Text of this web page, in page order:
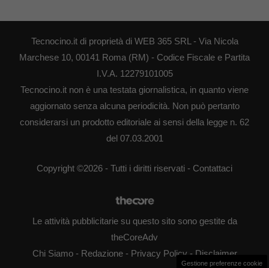
Tecnocino.it di proprietà di WEB 365 SRL - Via Nicola
Marchese 10, 00141 Roma (RM) - Codice Fiscale e Partita
I.V.A. 12279101005
Tecnocino.it non è una testata giornalistica, in quanto viene
aggiornato senza alcuna periodicità. Non può pertanto
considerarsi un prodotto editoriale ai sensi della legge n. 62
del 07.03.2001
Copyright ©2026 - Tutti i diritti riservati - Contattaci
Le attività pubblicitarie su questo sito sono gestite da
theCoreAdv
Chi Siamo- Redazione- Privacy Policy- Disclaimer
Gestione preferenze cookie